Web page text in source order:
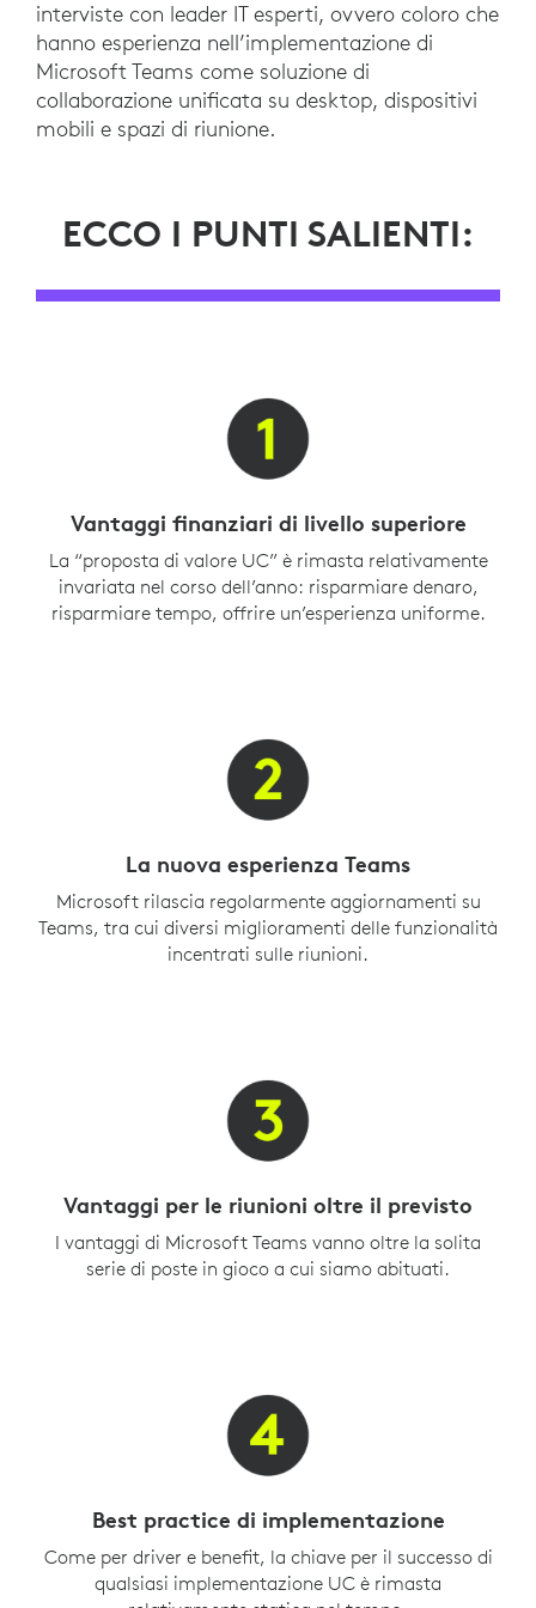
interviste con leader IT esperti, ovvero coloro che
hanno esperienza nell’implementazione di
Microsoft Teams come soluzione di
collaborazione unificata su desktop, dispositivi
mobili e spazi di riunione.
ECCO I PUNTI SALIENTI:
Vantaggi finanziari di livello superiore
La “proposta di valore UC” è rimasta relativamente
invariata nel corso dell’anno: risparmiare denaro,
risparmiare tempo, offrire un’esperienza uniforme.
La nuova esperienza Teams
Microsoft rilascia regolarmente aggiornamenti su
Teams, tra cui diversi miglioramenti delle funzionalità
incentrati sulle riunioni.
Vantaggi per le riunioni oltre il previsto
I vantaggi di Microsoft Teams vanno oltre la solita
serie di poste in gioco a cui siamo abituati.
Best practice di implementazione
Come per driver e benefit, la chiave per il successo di
qualsiasi implementazione UC è rimasta